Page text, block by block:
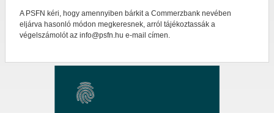
A PSFN kéri, hogy amennyiben bárkit a Commerzbank nevében
eljárva hasonló módon megkeresnek, arról tájékoztassák a
végelszámolót az info@psfn.hu e-mail címen.